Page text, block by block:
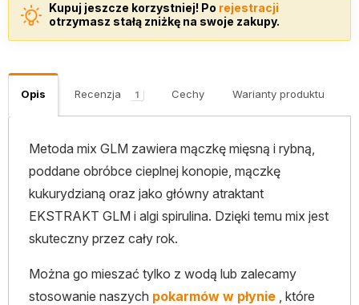
Kupuj jeszcze korzystniej! Po rejestracji
otrzymasz stałą zniżkę na swoje zakupy.
Opis Recenzja 1 Cechy Warianty produktu
Metoda mix GLM zawiera mączkę mięsną i rybną,
poddane obróbce cieplnej konopie, mączkę
kukurydzianą oraz jako główny atraktant
EKSTRAKT GLM i algi spirulina. Dzięki temu mix jest
skuteczny przez cały rok.
Można go mieszać tylko z wodą lub zalecamy
stosowanie naszych pokarmów w płynie , które